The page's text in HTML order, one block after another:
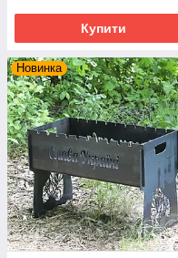
Купити
Новинка